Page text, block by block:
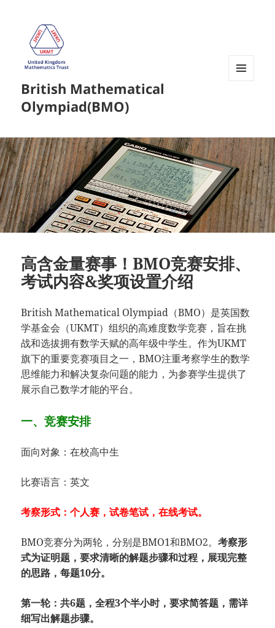
British Mathematical
Olympiad(BMO)
高含金量赛事！BMO竞赛安排、
考试内容&奖项设置介绍
British Mathematical Olympiad（BMO）是英国数
学基金会（UKMT）组织的高难度数学竞赛，旨在挑
战和选拔拥有数学天赋的高年级中学生。作为UKMT
旗下的重要竞赛项目之一，BMO注重考察学生的数学
思维能力和解决复杂问题的能力，为参赛学生提供了
展示自己数学才能的平台。
一、竞赛安排
面向对象：在校高中生
比赛语言：英文
考察形式：个人赛，试卷笔试，在线考试。
BMO竞赛分为两轮，分别是BMO1和BMO2。考察形
式为证明题，要求清晰的解题步骤和过程，展现完整
的思路，每题10分。
第一轮：共6题，全程3个半小时，要求简答题，需详
细写出解题步骤。